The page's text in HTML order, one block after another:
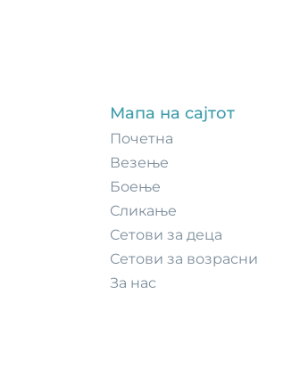
Мапа на сајтот
Почетнa
Везење
Боење
Сликање
Сетови за деца
Сетови за возрасни
За нас